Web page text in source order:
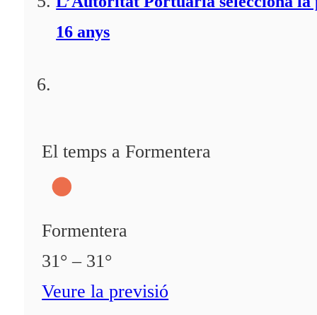
16 anys
El temps a Formentera
Formentera
31° – 31°
Veure la previsió